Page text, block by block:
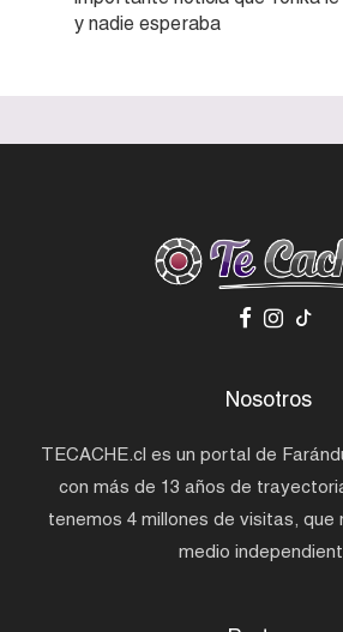
y nadie esperaba
Nosotros
TECACHE.cl es un portal de
con más de 13 años de
tenemos 4 millones de visitas, que
medio